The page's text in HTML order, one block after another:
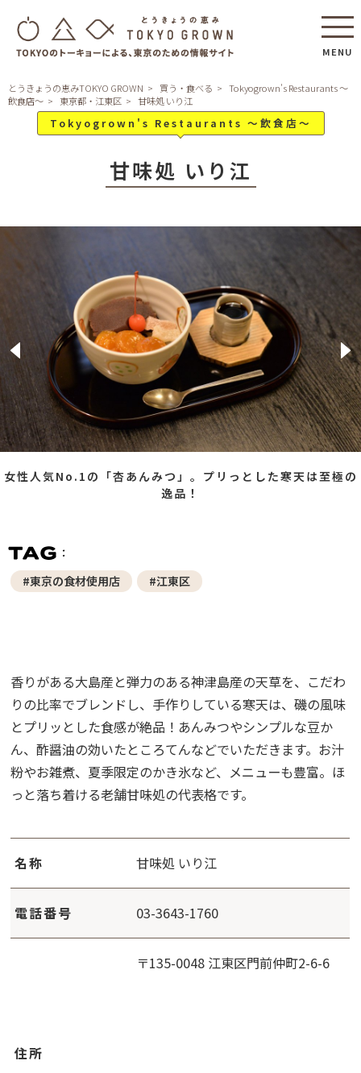
MENU
とうきょうの恵みTOKYO GROWN 買う・食べる
Tokyogrown's Restaurants ～
飲食店～
東京都・江東区 甘味処 いり江
Tokyogrown's Restaurants ～飲食店～
甘味処 いり江
女性人気No.1の「杏あんみつ」。プリっとした寒天は至極の
逸品！
#東京の食材使用店 #江東区
香りがある大島産と弾力のある神津島産の天草を、こだわ
りの比率でブレンドし、手作りしている寒天は、磯の風味
とプリッとした食感が絶品！あんみつやシンプルな豆か
ん、酢醤油の効いたところてんなどでいただきます。お汁
粉やお雑煮、夏季限定のかき氷など、メニューも豊富。ほ
っと落ち着ける老舗甘味処の代表格です。
名称 甘味処 いり江
電話番号 03-3643-1760
住所
〒135-0048 江東区門前仲町2-6-6